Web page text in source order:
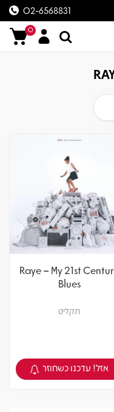
02-6568831
0
Raye – My 21st
Blues
תקליט
צפיה במוצר
אזל! עדכנו כשחוזר